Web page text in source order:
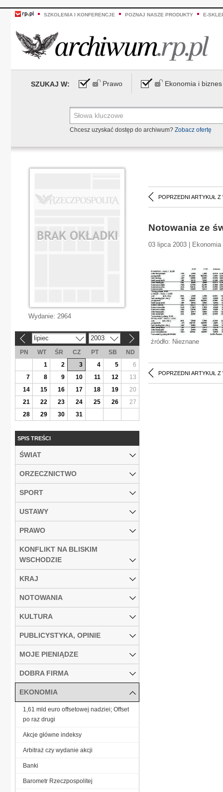
SZKOLENIA I KONFERENCJE POZNAJ NASZE PRODUKTY E-
SZUKAJ W: Prawo Ekonomia i biznes
Chcesz uzyskać dostęp do archiwum? Zobacz ofertę
POPRZEDNI ARTYKUŁ Z
Notowania ze
03 lipca 2003 | Ekonomia
źródło: Nieznane
POPRZEDNI ARTYKUŁ Z
Wydanie: 2964
lipiec 2003
PN WT ŚR CZ PT SB
ND
1
2 3 4 5
6
7
8 9 10 11 12
13
14
15 16 17 18 19
20
21
22 23 24 25 26
27
28
29 30 31
SPIS TREŚCI
ŚWIAT
ORZECZNICTWO
SPORT
USTAWY
PRAWO
KONFLIKT NA BLISKIM
WSCHODZIE
KRAJ
NOTOWANIA
KULTURA
PUBLICYSTYKA, OPINIE
MOJE PIENIĄDZE
DOBRA FIRMA
EKONOMIA
1,61 mld euro offsetowej nadziei; Offset
po raz drugi
Akcje główne indeksy
Arbitraż czy wydanie akcji
Banki
Barometr Rzeczpospolitej